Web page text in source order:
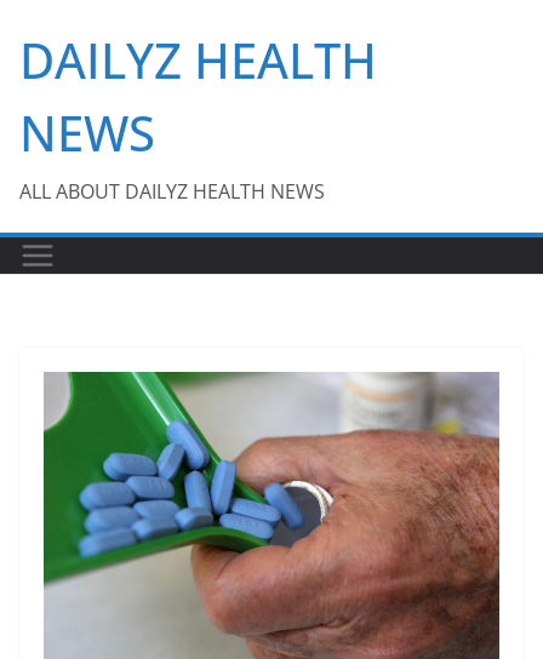
content
DAILYZ HEALTH
NEWS
ALL ABOUT DAILYZ HEALTH NEWS